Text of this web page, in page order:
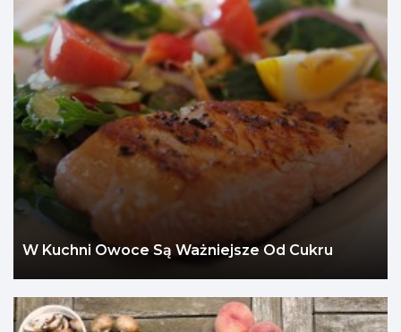
W Kuchni Owoce Są Ważniejsze Od Cukru